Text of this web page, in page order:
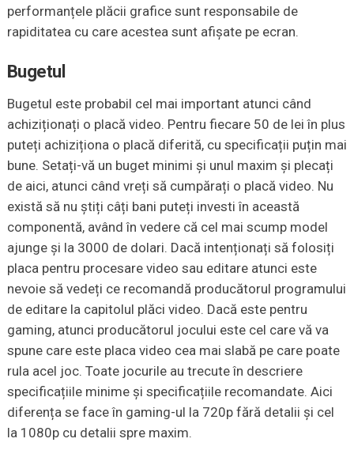
performanțele plăcii grafice sunt responsabile de
rapiditatea cu care acestea sunt afișate pe ecran.
Bugetul
Bugetul este probabil cel mai important atunci când
achiziționați o placă video. Pentru fiecare 50 de lei în plus
puteți achiziționa o placă diferită, cu specificații puțin mai
bune. Setați-vă un buget minimi și unul maxim și plecați
de aici, atunci când vreți să cumpărați o placă video. Nu
există să nu știți câți bani puteți investi în această
componentă, având în vedere că cel mai scump model
ajunge și la 3000 de dolari. Dacă intenționați să folosiți
placa pentru procesare video sau editare atunci este
nevoie să vedeți ce recomandă producătorul programului
de editare la capitolul plăci video. Dacă este pentru
gaming, atunci producătorul jocului este cel care vă va
spune care este placa video cea mai slabă pe care poate
rula acel joc. Toate jocurile au trecute în descriere
specificațiile minime și specificațiile recomandate. Aici
diferența se face în gaming-ul la 720p fără detalii și cel
la 1080p cu detalii spre maxim.